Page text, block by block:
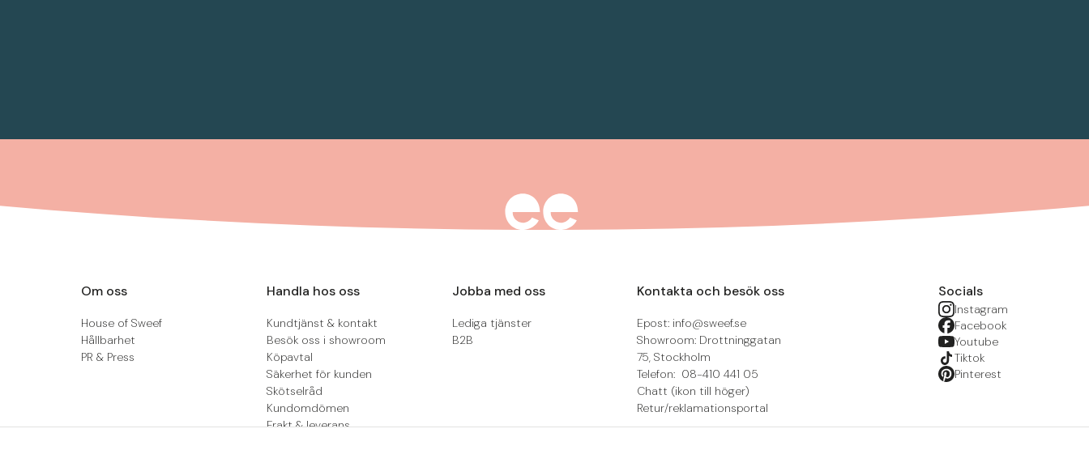
Om oss
House of Sweef
Hållbarhet
PR & Press
Handla hos oss
Kundtjänst & kontakt
Besök oss i showroom
Köpavtal
Säkerhet för kunden
Skötselråd
Kundomdömen
Frakt & leverans
Jobba med oss
Lediga tjänster
B2B
Kontakta och besök oss
Epost: info@sweef.se
Showroom: Drottninggatan
75, Stockholm
Telefon: 08-410 441 05
Chatt (ikon till höger)
Retur/reklamationsportal
Socials
Instagram
Facebook
Youtube
Tiktok
Pinterest